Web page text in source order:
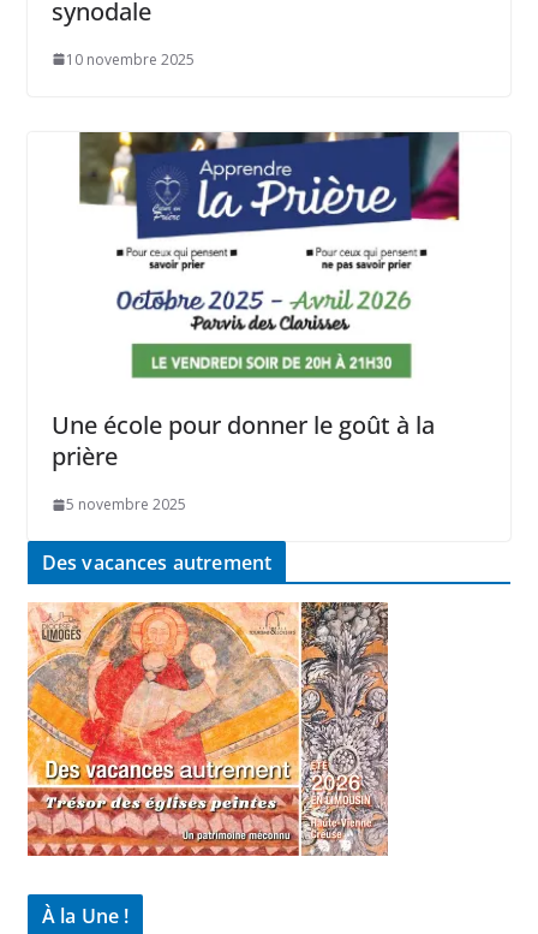
synodale
10 novembre 2025
Une école pour donner le goût à la
prière
5 novembre 2025
Des vacances autrement
À la Une !